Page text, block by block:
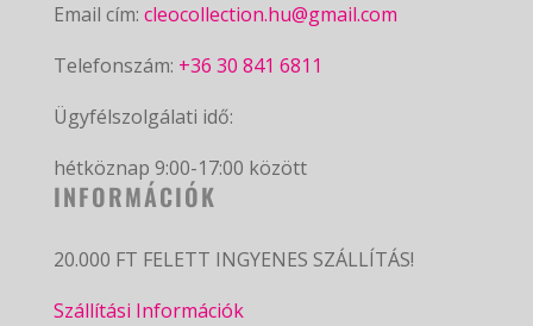
Email cím: cleocollection.hu@gmail.com
Telefonszám: +36 30 841 6811
Ügyfélszolgálati idő:
hétköznap 9:00-17:00 között
INFORMÁCIÓK
20.000 FT FELETT INGYENES SZÁLLÍTÁS!
Szállítási Információk